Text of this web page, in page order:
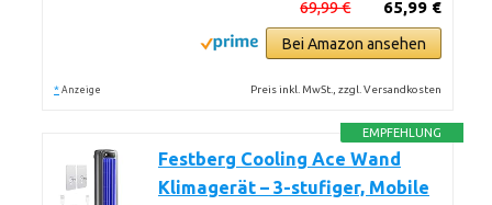
65,99 €
69,99 €
Bei Amazon ansehen
* Anzeige Preis inkl. MwSt., zzgl. Versandkosten
EMPFEHLUNG
Festberg Cooling Ace Wand
Klimagerät – 3-stufiger, Mobile